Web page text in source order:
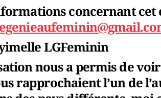
concernant
LGFeminin
nous a permis de
rapprochaient l’un de